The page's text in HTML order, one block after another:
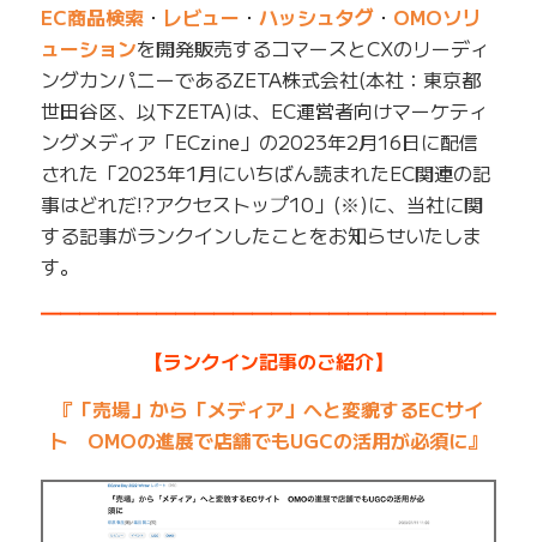
EC商品検索・ レビュー ・ ハッシュタグ・ OMOソリ
ューションを開発販売するコマースとCXのリーディ
ングカンパニーであるZETA株式会社(本社：東京都
世田谷区、以下ZETA)は、EC運営者向けマーケティ
ングメディア「ECzine」の2023年2月16日に配信
された「2023年1月にいちばん読まれたEC関連の記
事はどれだ!?アクセストップ10」(※)に、当社に関
する記事がランクインしたことをお知らせいたしま
す。
【ランクイン記事のご紹介】
『「売場」から「メディア」へと変貌するECサイ
ト OMOの進展で店舗でもUGCの活用が必須に』